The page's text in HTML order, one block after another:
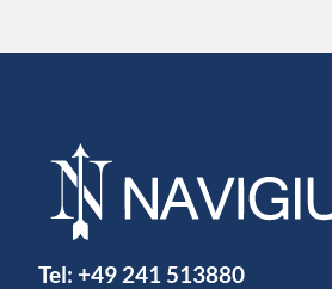
Tel: +49 241 513880